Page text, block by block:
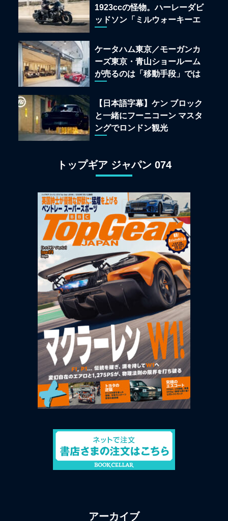
1923ccの怪物。ハーレーダビ
ッドソン「ミルウォーキーエ
ケータハム東京／モーガンカ
ーズ東京・青山ショールーム
が売るのは「移動手段」では
【日本語字幕】ケン ブロック
と一緒にフーニコーン マスタ
ングでロンドン観光
トップギア ジャパン 074
アーカイブ